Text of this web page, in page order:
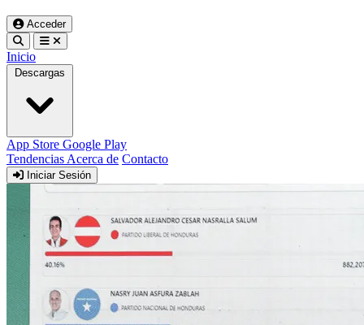
Acceder
Inicio
Descargas
App Store Google Play
Tendencias Acerca de Contacto
Iniciar Sesión